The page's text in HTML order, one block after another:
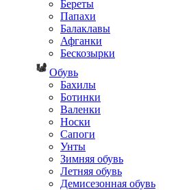
Береты
Папахи
Балаклавы
Афганки
Бескозырки
Обувь
Бахилы
Ботинки
Валенки
Носки
Сапоги
Унты
Зимняя обувь
Летняя обувь
Демисезонная обувь